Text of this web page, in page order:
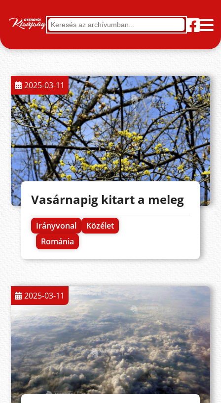
2025-03-11
Vasárnapig kitart a meleg
Irányvonal
Közélet
Románia
2025-03-11